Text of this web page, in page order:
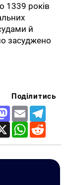
1339 років
й
засуджено
Поділитись
Mastodon
Email
X WhatsApp